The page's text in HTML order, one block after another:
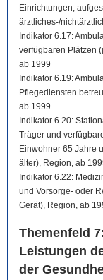
Einrichtungen,
ärztliches-/
Indikator 6.17:
verfügbaren Plätzen
ab 1999
Indikator 6.19:
Pflegediensten
ab 1999
Indikator 6.20:
Träger und
Einwohner 65 Jahre
älter), Region, ab
Indikator 6.22:
und Vorsorge- oder
Gerät), Region, ab
Themenfeld
Leistungen
der